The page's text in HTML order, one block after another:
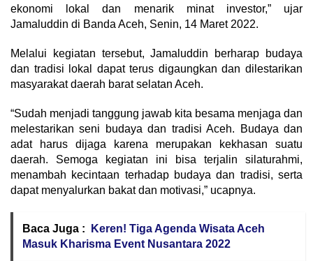
ekonomi lokal dan menarik minat investor,” ujar
Jamaluddin di Banda Aceh, Senin, 14 Maret 2022.
Melalui kegiatan tersebut, Jamaluddin berharap budaya
dan tradisi lokal dapat terus digaungkan dan dilestarikan
masyarakat daerah barat selatan Aceh.
“Sudah menjadi tanggung jawab kita besama menjaga dan
melestarikan seni budaya dan tradisi Aceh. Budaya dan
adat harus dijaga karena merupakan kekhasan suatu
daerah. Semoga kegiatan ini bisa terjalin silaturahmi,
menambah kecintaan terhadap budaya dan tradisi, serta
dapat menyalurkan bakat dan motivasi,” ucapnya.
Baca Juga :
Keren! Tiga Agenda Wisata Aceh
Masuk Kharisma Event Nusantara 2022